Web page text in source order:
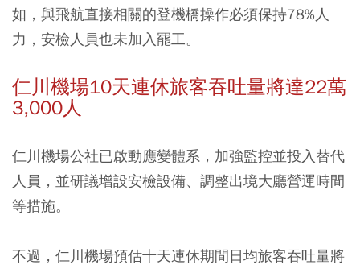
如，與飛航直接相關的登機橋操作必須保持78%人
力，安檢人員也未加入罷工。
仁川機場10天連休旅客吞吐量將達22萬
3,000人
仁川機場公社已啟動應變體系，加強監控並投入替代
人員，並研議增設安檢設備、調整出境大廳營運時間
等措施。
不過，仁川機場預估十天連休期間日均旅客吞吐量將